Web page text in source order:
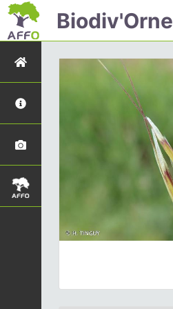
Biodiv'Orne